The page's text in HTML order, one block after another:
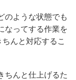
のような状態でも
なってする作業を
んと対応するこ
ちんと仕上げるた